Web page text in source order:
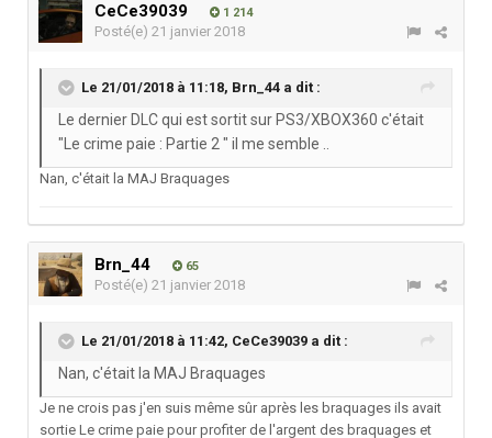
CeCe39039 1 214
Posté(e) 21 janvier 2018
Le 21/01/2018 à 11:18, Brn_44 a dit :
Le dernier DLC qui est sortit sur PS3/XBOX360 c'était
"Le crime paie : Partie 2 " il me semble ..
Nan, c'était la MAJ Braquages
Brn_44 65
Posté(e) 21 janvier 2018
Le 21/01/2018 à 11:42, CeCe39039 a dit :
Nan, c'était la MAJ Braquages
Je ne crois pas j'en suis même sûr après les braquages ils avait
sortie Le crime paie pour profiter de l'argent des braquages et